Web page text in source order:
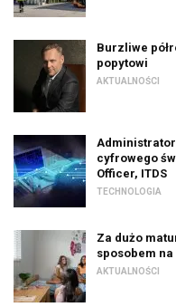
Burzliwe
popytowi
AKTUALNOŚCI
cyfrowego
Officer, ITDS
TECHNOLOGIA
Za dużo
sposobem
AKTUALNOŚCI